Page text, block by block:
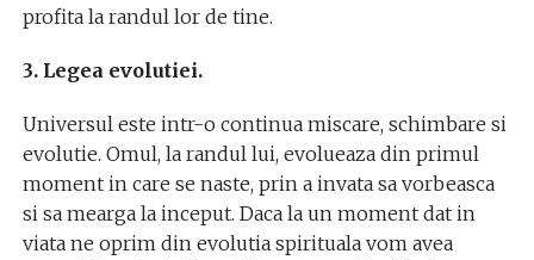
profita la randul lor de tine.
3. Legea evolutiei.
Universul este intr-o continua miscare, schimbare si
evolutie. Omul, la randul lui, evolueaza din primul
moment in care se naste, prin a invata sa vorbeasca
si sa mearga la inceput. Daca la un moment dat in
viata ne oprim din evolutia spirituala vom avea